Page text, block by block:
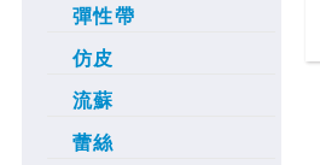
彈性帶
仿皮
流蘇
蕾絲